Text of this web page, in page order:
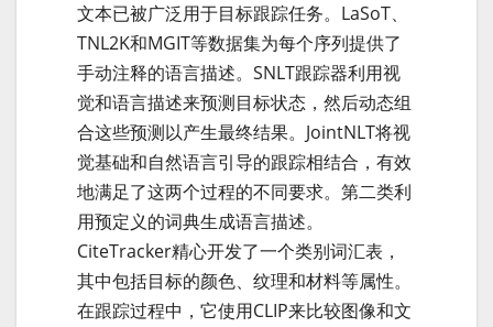
文本已被广泛用于目标跟踪任务。LaSoT、
TNL2K和MGIT等数据集为每个序列提供了
手动注释的语言描述。SNLT跟踪器利用视
觉和语言描述来预测目标状态，然后动态组
合这些预测以产生最终结果。JointNLT将视
觉基础和自然语言引导的跟踪相结合，有效
地满足了这两个过程的不同要求。第二类利
用预定义的词典生成语言描述。
CiteTracker精心开发了一个类别词汇表，
其中包括目标的颜色、纹理和材料等属性。
在跟踪过程中，它使用CLIP来比较图像和文